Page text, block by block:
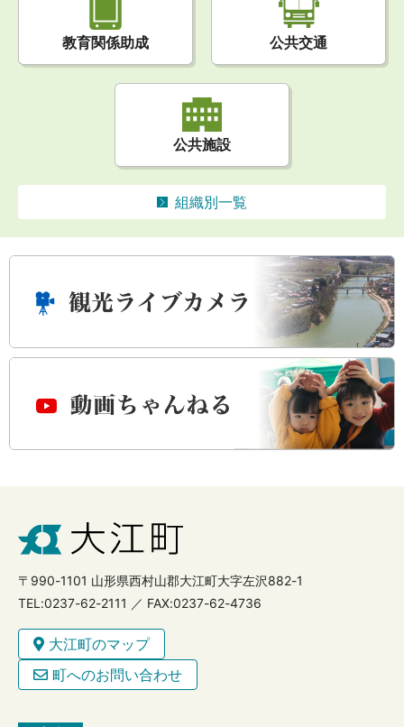
教育関係助成 公共交通
公共施設
組織別一覧
〒990-1101 山形県西村山郡大江町大字左沢882-1
TEL:0237-62-2111 ／ FAX:0237-62-4736
大江町のマップ
町へのお問い合わせ